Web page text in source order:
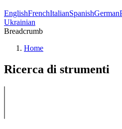
EnglishFrenchItalianSpanishGerman
Ukrainian
Breadcrumb
Home
Ricerca di strumenti